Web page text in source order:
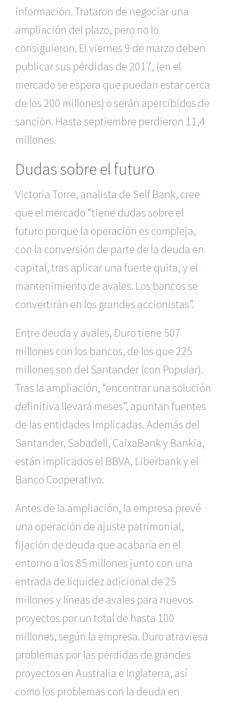
información. Trataron de negociar una
ampliación del plazo, pero no lo
consiguieron. El viernes 9 de marzo deben
publicar sus pérdidas de 2017, (en el
mercado se espera que puedan estar cerca
de los 200 millones) o serán apercibidos de
sanción. Hasta septiembre perdieron 11,4
millones.
Dudas sobre el futuro
Victoria Torre, analista de Self Bank, cree
que el mercado “tiene dudas sobre el
futuro porque la operación es compleja,
con la conversión de parte de la deuda en
capital, tras aplicar una fuerte quita, y el
mantenimiento de avales. Los bancos se
convertirán en los grandes accionistas”.
Entre deuda y avales, Duro tiene 507
millones con los bancos, de los que 225
millones son del Santander (con Popular).
Tras la ampliación, “encontrar una solución
definitiva llevará meses”, apuntan fuentes
de las entidades implicadas. Además del
Santander, Sabadell, CaixaBank y Bankia,
están implicados el BBVA, Liberbank y el
Banco Cooperativo.
Antes de la ampliación, la empresa prevé
una operación de ajuste patrimonial,
fijación de deuda que acabaría en el
entorno a los 85 millones junto con una
entrada de liquidez adicional de 25
millones y líneas de avales para nuevos
proyectos por un total de hasta 100
millones, según la empresa. Duro atraviesa
problemas por las pérdidas de grandes
proyectos en Australia e Inglaterra, así
como los problemas con la deuda en
|Reclamación de Accidentes en Murcia|Reclamación